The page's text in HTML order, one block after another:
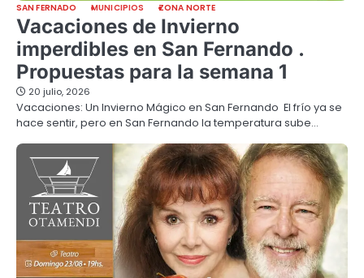
SAN FERNADO MUNICIPIOS ZONA NORTE
Vacaciones de Invierno
imperdibles en San Fernando .
Propuestas para la semana 1
20 julio, 2026
Vacaciones: Un Invierno Mágico en San Fernando El frío ya se
hace sentir, pero en San Fernando la temperatura sube…